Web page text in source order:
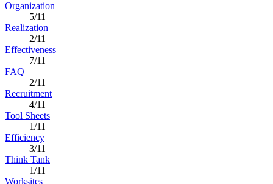
Organization
5/11
Realization
2/11
Effectiveness
7/11
FAQ
2/11
Recruitment
4/11
Tool Sheets
1/11
Efficiency
3/11
Think Tank
1/11
Worksites